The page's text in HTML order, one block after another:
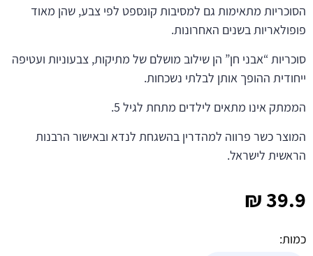
39.9
₪
כמות:
הסוכריות מתאימות גם למסיבות קונספט לפי צבע, שהן מאוד
פופולאריות בשנים האחרונות.
סוכריות “אבני חן” הן שילוב מושלם של מתיקות, צבעוניות ועטיפה
ייחודית ההופך אותן לבלתי נשכחות.
הממתק אינו מתאים לילדים מתחת לגיל 5.
המוצר כשר פרווה למהדרין בהשגחת לנדא ובאישור הרבנות
הראשית לישראל.